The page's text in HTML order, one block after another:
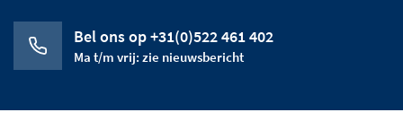
Bel ons op +31(0)522 461 402
Ma t/m vrij: zie nieuwsbericht